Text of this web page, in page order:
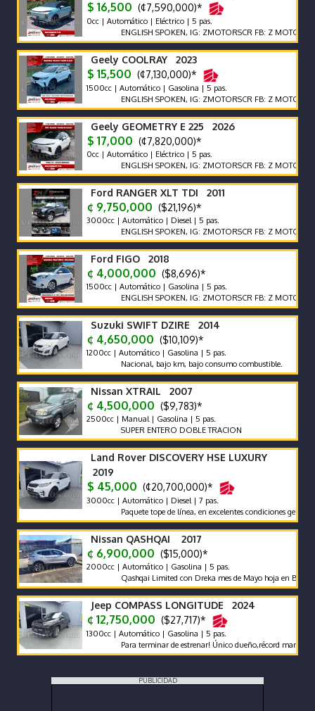
$ 16,500 (¢7,590,000)*
0cc | Automático | Eléctrico | 5 pas.
ENGLISH SPOKEN, IG: ZMOTORSCR FB: Z MOTORS.
Geely COOLRAY 2023
$ 15,500 (¢7,130,000)*
1500cc | Automático | Gasolina | 5 pas.
ENGLISH SPOKEN, IG: ZMOTORSCR FB: Z MOTORS.
Geely GEOMETRY E 225 2026
$ 17,000 (¢7,820,000)*
0cc | Automático | Eléctrico | 5 pas.
ENGLISH SPOKEN, IG: ZMOTORSCR FB: Z MOTORS.
Ford RANGER XLT TDI 2011
¢ 9,750,000 ($21,196)*
3000cc | Automático | Diesel | 5 pas.
ENGLISH SPOKEN, IG: ZMOTORSCR FB: Z MOTORS.
Ford FIGO 2018
¢ 4,000,000 ($8,696)*
1500cc | Automático | Gasolina | 5 pas.
ENGLISH SPOKEN, IG: ZMOTORSCR FB: Z MOTORS.
Suzuki SWIFT DZIRE 2014
¢ 4,650,000 ($10,109)*
1200cc | Automático | Gasolina | 5 pas.
Nacional, bajo km, bajo consumo combustible.
Nissan XTRAIL 2007
¢ 4,500,000 ($9,783)*
2500cc | Manual | Gasolina | 5 pas.
SUPER ENTERO DOBLE TRACION
Land Rover DISCOVERY HSE LUXURY
2019
$ 45,000 (¢20,700,000)*
3000cc | Automático | Diesel | 7 pas.
Paquete tope de línea, en excelentes condiciones generales.
Nissan QASHQAI 2017
¢ 6,900,000 ($15,000)*
2000cc | Automático | Gasolina | 5 pas.
Qashqai Limited con Dreka mes de Mayo hoja en Blanco
Jeep COMPASS LONGITUDE 2024
¢ 12,750,000 ($27,717)*
1300cc | Automático | Gasolina | 5 pas.
Para terminar de estrenar! Único dueño,récord mant
PUBLICIDAD